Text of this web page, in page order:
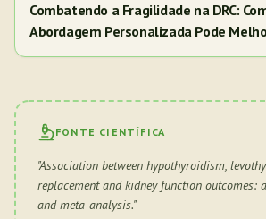
Combatendo a Fragilidade na DRC:
Abordagem Personalizada Pode
FONTE CIENTÍFICA
"Association between hypothyroidism,
replacement and kidney function outcomes:
and meta-analysis."